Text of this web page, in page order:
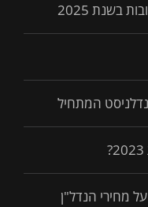
2025
המתחיל
מחירי הנדל"ן